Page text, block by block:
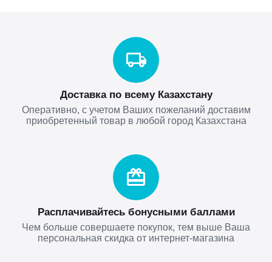
Доставка по всему Казахстану
Оперативно, с учетом Ваших пожеланий доставим
приобретенный товар в любой город Казахстана
Расплачивайтесь бонусными баллами
Чем больше совершаете покупок, тем выше Ваша
персональная скидка от интернет-магазина